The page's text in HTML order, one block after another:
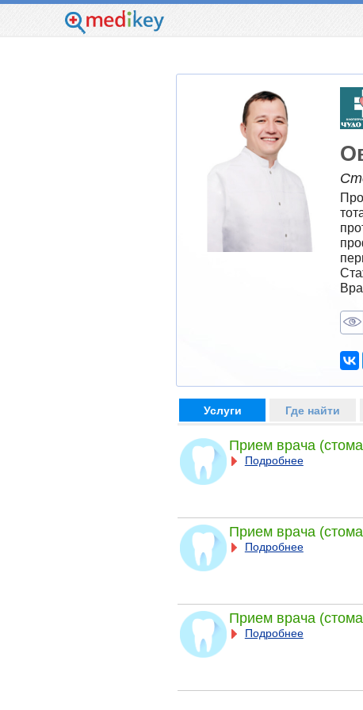
Услуги Где найти
Прием врача
Подробнее
Прием врача
Подробнее
Прием врача
Подробнее